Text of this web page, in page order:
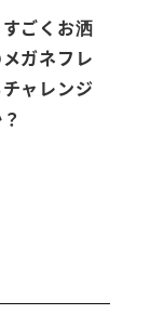
ごくお洒
ガネフレ
ャレンジ